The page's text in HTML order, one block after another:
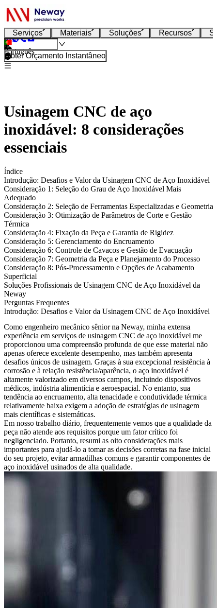
Serviços Materiais Soluções Recursos
Português
Obter Orçamento Instantâneo
Usinagem CNC de aço
inoxidável: 8 considerações
essenciais
Índice
Introdução: Desafios e Valor da Usinagem CNC de Aço Inoxidável
Consideração 1: Seleção do Grau de Aço Inoxidável Mais
Adequado
Consideração 2: Seleção de Ferramentas Especializadas e Geometria
Consideração 3: Otimização de Parâmetros de Corte e Gestão
Térmica
Consideração 4: Fixação da Peça e Garantia de Rigidez
Consideração 5: Gerenciamento do Encruamento
Consideração 6: Controle de Cavacos e Gestão de Evacuação
Consideração 7: Geometria da Peça e Planejamento do Processo
Consideração 8: Pós-Processamento e Opções de Acabamento
Superficial
Soluções Profissionais de Usinagem CNC de Aço Inoxidável da
Neway
Perguntas Frequentes
Introdução: Desafios e Valor da Usinagem CNC de Aço Inoxidável
Como engenheiro mecânico sênior na Neway, minha extensa
experiência em serviços de usinagem CNC de aço inoxidável me
proporcionou uma compreensão profunda de que esse material não
apenas oferece excelente desempenho, mas também apresenta
desafios únicos de usinagem. Graças à sua excepcional resistência à
corrosão e à relação resistência/aparência, o aço inoxidável é
altamente valorizado em diversos campos, incluindo dispositivos
médicos, indústria alimentícia e aeroespacial. No entanto, sua
tendência ao encruamento, alta tenacidade e condutividade térmica
relativamente baixa exigem a adoção de estratégias de usinagem
mais científicas e sistemáticas.
Em nosso trabalho diário, frequentemente vemos que a qualidade da
peça não atende aos requisitos porque um fator crítico foi
negligenciado. Portanto, resumi as oito considerações mais
importantes para ajudá-lo a tomar as decisões corretas na fase inicial
do seu projeto, evitar armadilhas comuns e garantir componentes de
aço inoxidável usinados de alta qualidade.